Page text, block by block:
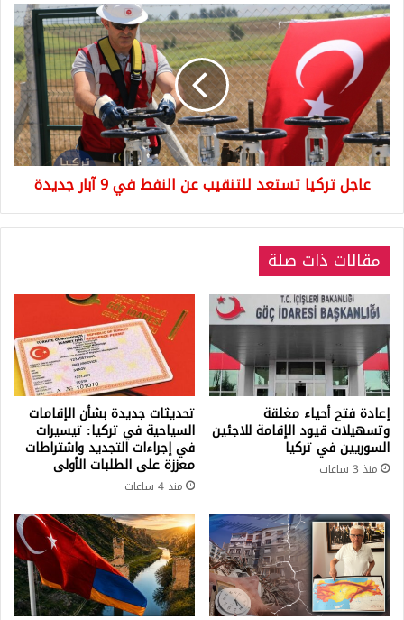
عاجل
تركيا
تستعد
للتنقيب
عن
النفط
في
9
آبار
جديدةعاجل تركيا تستعد للتنقيب عن النفط في 9 آبار جديدة
مقالات ذات صلة
إعادة فتح أحياء مغلقة
وتسهيلات قيود الإقامة للاجئين
السوريين في تركيا
منذ 3 ساعات
تحديثات جديدة بشأن الإقامات
السياحية في تركيا: تيسيرات
في إجراءات التجديد واشتراطات
معززة على الطلبات الأولى
منذ 4 ساعات